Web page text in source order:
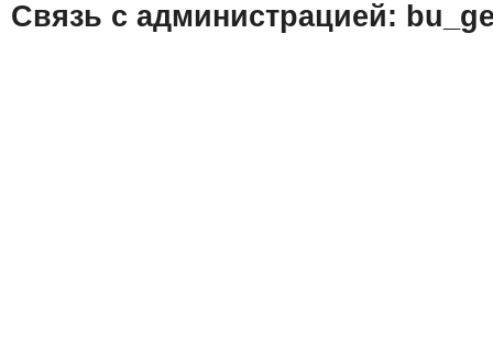
Связь с администрацией: